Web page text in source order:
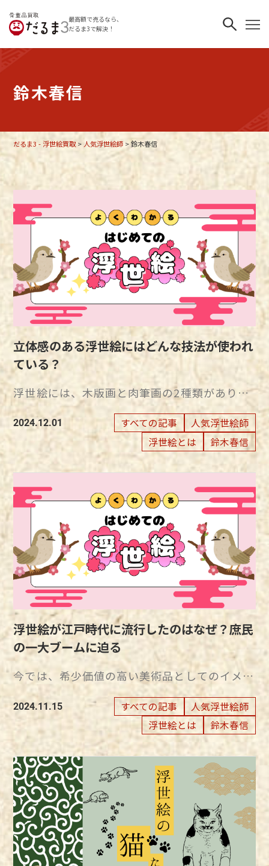
最高額で売るなら、
だるま3で解決！
鈴木春信
だるま3 - 浮世絵買取 > 人気浮世絵師 >鈴木春信
立体感のある浮世絵にはどんな技法が使われ
ている？
浮世絵には、木版画と肉筆画の2種類がありま
す。 肉筆画は、浮世絵師が直接筆をとって、紙
に絵を描いていきます。 一方、木版画は、浮
世絵師が描いた絵を、彫師が木の板に彫り、摺
師が紙に摺り上げていく仕組みです。 木版画
である浮世絵版画では、絵を描く浮世絵師だけ
ではなく、彫師や摺師などの職人も重要な役割
を担っています。 浮世絵に立体感を出す摺り
の技法 浮世絵は、西洋から伝わった遠近法を
取り入れてはいるものの、平面的な構成が特徴
の絵画です。 立体感のある浮世絵に見せるた
めには、摺師の技法が関係してきます。 浮世
絵に欠かせない、摺師の腕 浮世絵は分業制に
よって制作されている作品です。 摺師とは、
浮世絵師が描き、彫師が彫った木版を、紙に摺
り上げて作品として完成させる役割を担ってい
ます。 一般的に、色版のズレ予防のため最初に
基準となる主版を摺り、後から色版を順番に摺
り重ねていきます。 色版は、仕上がりが美し
くなるよう、摺り面積の小さいものや薄い色か
ら順に摺られていくのです。 摺師は、絵の全
体バランスを見ながら、紙や絵の具などを微調
整し、浮世絵師が想像していた完成形を具現化
する重要なポジションです。 浮世絵を立体的
に仕上げる摺りの技法 浮世絵師が描いた絵の
イメージを、想像通り仕上げるためには、彫師
や摺師の高い技術が欠かせません。 摺師の職
人技として、空摺りやきめ出しなどがありま
す。 それぞれ、絵師の描いた絵の魅力を引き
立たせるために必要な技術です。 空摺り 空摺
りとは、版木に絵の具をつけないまま摺る技法
2024.12.01 すべての記事
人気浮世絵師
浮世絵とは
鈴木春信
浮世絵が江戸時代に流行したのはなぜ？庶民
の一大ブームに迫る
今では、希少価値の高い美術品としてのイメー
ジが強い浮世絵。 江戸時代の初期から後期ま
での300年もの間、浮世絵は人々にとって身近
な存在であり続けました。 浮世絵とひと口に
いってもさまざまなジャンルが存在します。
浮世絵に描かれた題材を知ることで、流行の理
由が見えてくるでしょう。 江戸時代に浮世絵
が流行した理由とは ジャンルが多彩な浮世絵
は、現在では芸術品として人々に親しまれてい
ますが、江戸時代には、庶民も楽しめる娯楽で
した。浮世絵が、日本だけにとどまらず海外で
も人気を集めたのには、どのような理由があっ
2024.11.15 すべての記事
人気浮世絵師
浮世絵とは
鈴木春信